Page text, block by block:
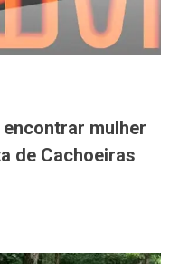
mulher
de Cachoeiras